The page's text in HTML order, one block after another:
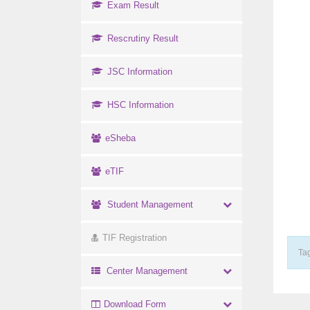
Exam Result
Rescrutiny Result
JSC Information
HSC Information
eSheba
eTIF
Student Management
TIF Registration
Center Management
Download Form